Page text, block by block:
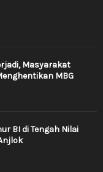
Masyarakat
MBG
BI di Tengah Nilai